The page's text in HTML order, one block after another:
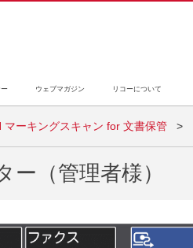
ウェブマガジン リコーについて
マーキングスキャン for 文書保管
（管理者様）